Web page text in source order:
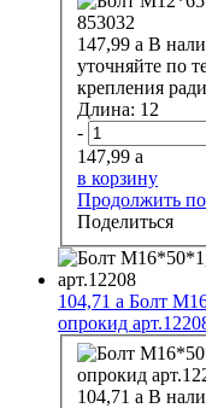
147,99 a В
уточняйте по
Длина: 12
-
147,99 a
в корзину
Продолжить
Поделиться
104,71 a Болт
опрокид
104,71 a В